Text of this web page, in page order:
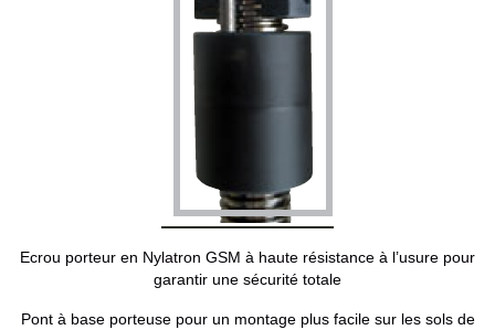
Ecrou porteur en Nylatron GSM à haute résistance à l’usure pour
garantir une sécurité totale
Pont à base porteuse pour un montage plus facile sur les sols de